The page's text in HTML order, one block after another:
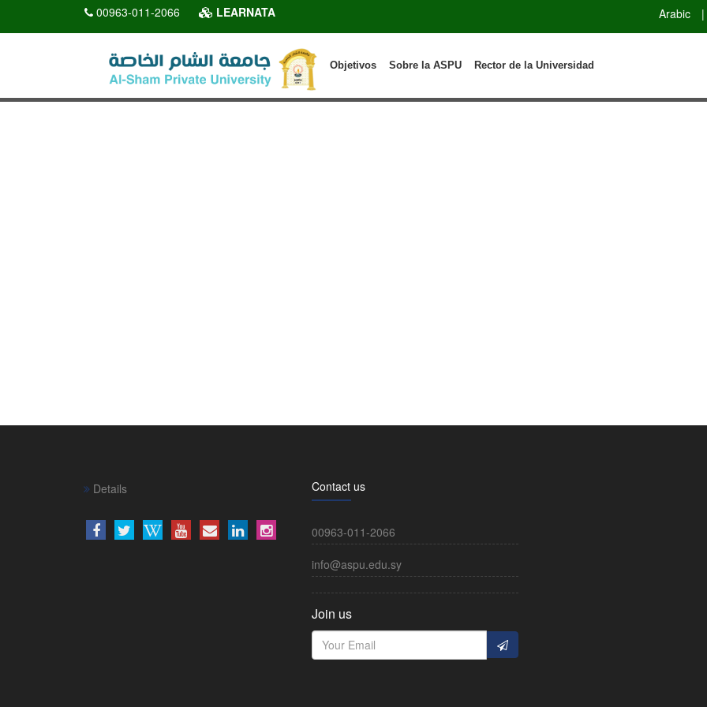
00963-011-2066 LEARNATA Arabic |
Rector de la Universidad
Sobre la ASPU
Objetivos
Details Contact us
00963-011-2066
info@aspu.edu.sy
Join us